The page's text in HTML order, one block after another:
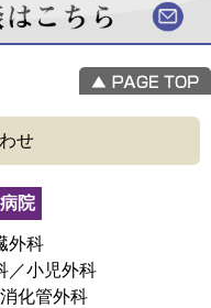
せ
院
外科
／小児外科
化管外科